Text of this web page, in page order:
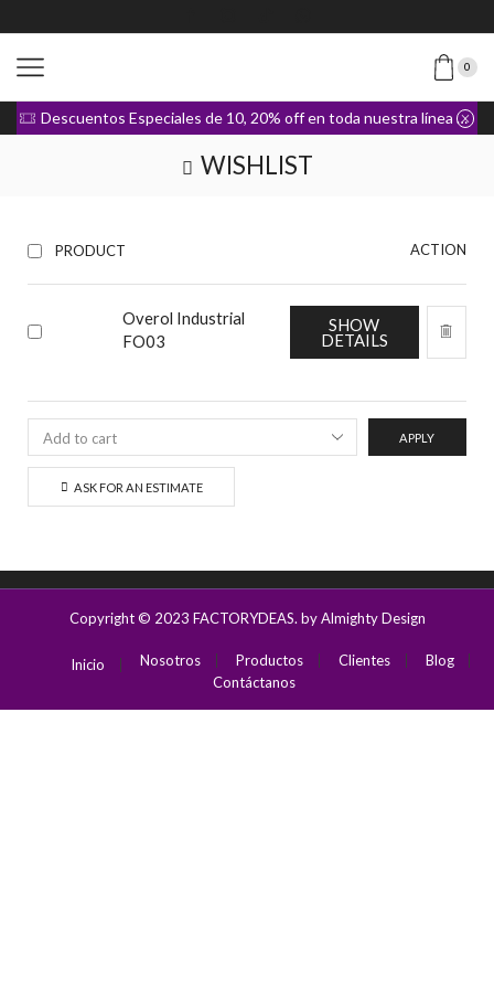
0
Descuentos Especiales de 10, 20% off en toda nuestra línea de Ropa
WISHLIST
PRODUCT ACTION
Overol Industrial
FO03
SHOW
DETAILS
APPLY
ASK FOR AN ESTIMATE
Copyright © 2023 FACTORYDEAS. by Almighty Design
Inicio Nosotros Productos Clientes
Blog
Contáctanos